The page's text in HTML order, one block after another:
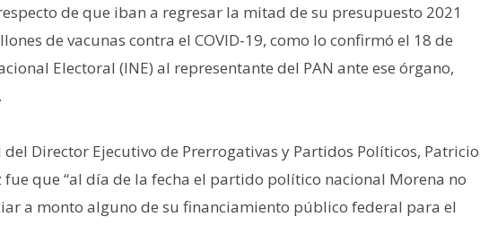
de que iban a regresar la mitad de su presupuesto 2021
de vacunas contra el COVID-19, como lo confirmó el 18 de
Electoral (INE) al representante del PAN ante ese órgano,
Director Ejecutivo de Prerrogativas y Partidos Políticos, Patricio
que “al día de la fecha el partido político nacional Morena no
a monto alguno de su financiamiento público federal para el